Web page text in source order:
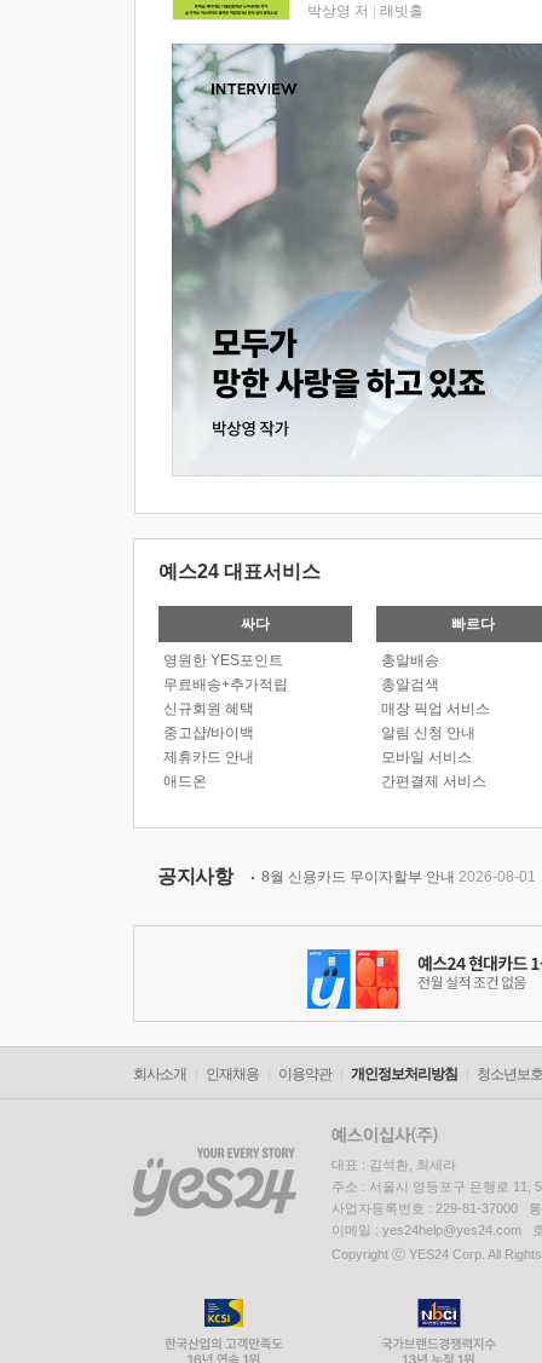
박상영 저 래빗홀
예스24 대표서비스
싸다
영원한 YES포인트
무료배송+추가적립
신규회원 혜택
중고샵/바이백
제휴카드 안내
애드온
빠르다
총알배송
총알검색
매장 픽업 서비스
알림 신청 안내
모바일 서비스
간편결제 서비스
공지사항 8월 신용카드 무이자할부 안내 2026-08-01
회사소개 인재채용 이용약관 개인정보처리방침 청소년보
대표 : 김석환, 최세라
주소 : 서울시 영등포구 은행로 11,
사업자등록번호 : 229-81-37000
이메일 : yes24help@yes24.com
Copyright ⓒ YES24 Corp. All